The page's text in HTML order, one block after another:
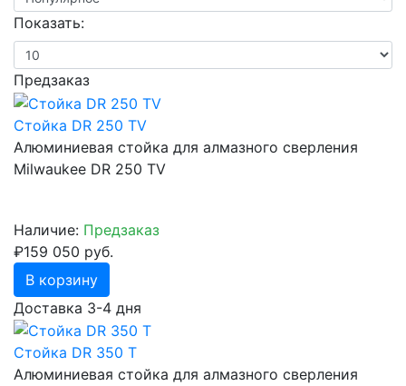
Показать:
Предзаказ
Стойка DR 250 TV
Алюминиевая стойка для алмазного сверления
Milwaukee DR 250 TV
Наличие: Предзаказ
₽159 050 руб.
В корзину
Доставка 3-4 дня
Стойка DR 350 T
Алюминиевая стойка для алмазного сверления